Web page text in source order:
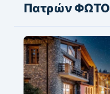
Πατρών ΦΩΤΟ